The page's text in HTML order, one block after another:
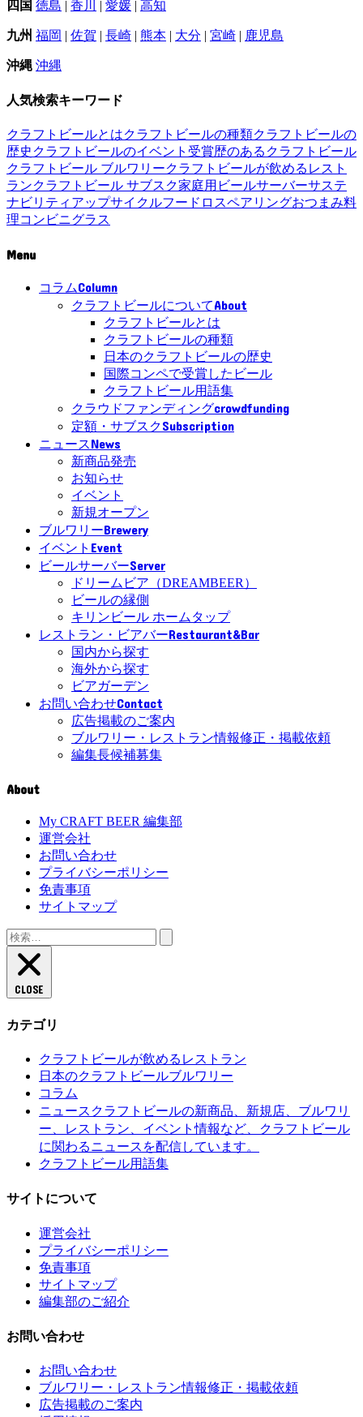
四国 徳島 | 香川 | 愛媛 | 高知
九州 福岡 | 佐賀 | 長崎 | 熊本 | 大分 | 宮崎 | 鹿児島
沖縄 沖縄
人気検索キーワード
クラフトビールとはクラフトビールの種類クラフトビールの
歴史 クラフトビールのイベント 受賞歴のあるクラフトビール
クラフトビール ブルワリークラフトビールが飲めるレスト
ランクラフトビール サブスク家庭用ビールサーバーサステ
ナビリティ アップサイクルフードロスペアリングおつまみ料
理コンビニグラス
Menu
コラムColumn
クラフトビールについてAbout
クラフトビールとは
クラフトビールの種類
日本のクラフトビールの歴史
国際コンペで受賞したビール
クラフトビール用語集
クラウドファンディングcrowdfunding
定額・サブスクSubscription
ニュースNews
新商品発売
お知らせ
イベント
新規オープン
ブルワリーBrewery
イベント Event
ビールサーバーServer
ドリームビア（DREAMBEER）
ビールの縁側
キリンビール ホームタップ
レストラン・ビアバーRestaurant&Bar
国内から探す
海外から探す
ビアガーデン
お問い合わせContact
広告掲載のご案内
ブルワリー・レストラン情報修正・掲載依頼
編集長候補募集
About
My CRAFT BEER 編集部
運営会社
お問い合わせ
プライバシーポリシー
免責事項
サイトマップ
検
索:
CLOSE
カテゴリ
クラフトビールが飲めるレストラン
日本のクラフトビールブルワリー
コラム
ニュース クラフトビールの新商品、新規店、ブルワリ
ー、レストラン、イベント情報など、クラフトビール
に関わるニュースを配信しています。
クラフトビール用語集
サイトについて
運営会社
プライバシーポリシー
免責事項
サイトマップ
編集部のご紹介
お問い合わせ
お問い合わせ
ブルワリー・レストラン情報修正・掲載依頼
広告掲載のご案内